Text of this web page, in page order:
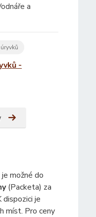
a
-
je možné do
(Packeta) za
dispozici je
míst. Pro ceny